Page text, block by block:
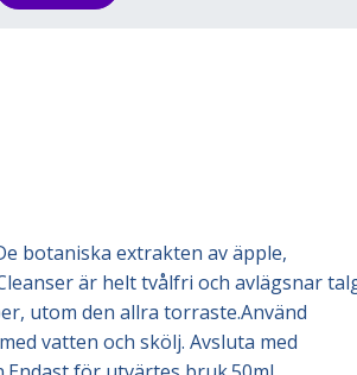
botaniska extrakten av äpple,
är helt tvålfri och avlägsnar
utom den allra torraste.Använd
vatten och skölj. Avsluta med